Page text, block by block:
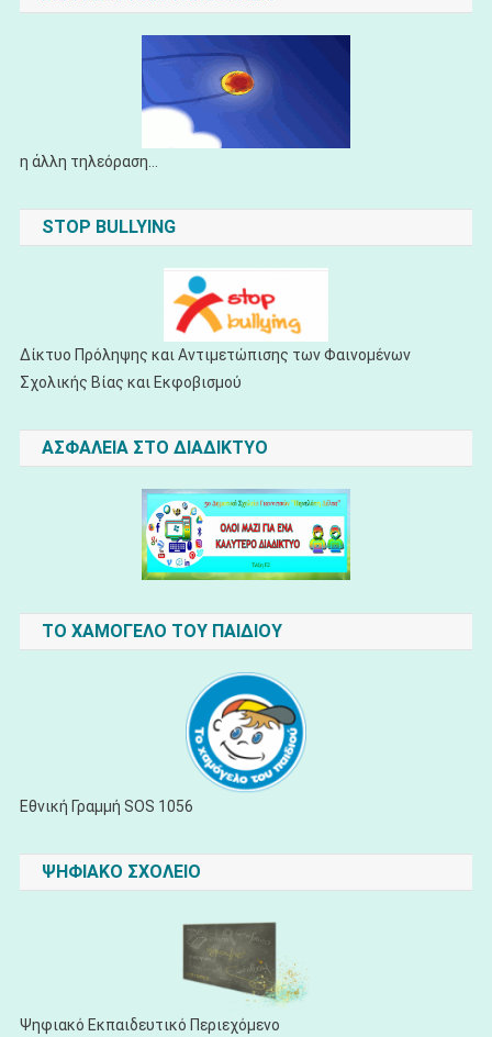
η άλλη τηλεόραση...
STOP BULLYING
Δίκτυο Πρόληψης και Αντιμετώπισης των Φαινομένων
Σχολικής Βίας και Εκφοβισμού
ΑΣΦΑΛΕΙΑ ΣΤΟ ΔΙΑΔΙΚΤΥΟ
ΤΟ ΧΑΜΟΓΕΛΟ ΤΟΥ ΠΑΙΔΙΟΥ
Εθνική Γραμμή SOS 1056
ΨΗΦΙΑΚΟ ΣΧΟΛΕΙΟ
Ψηφιακό Εκπαιδευτικό Περιεχόμενο